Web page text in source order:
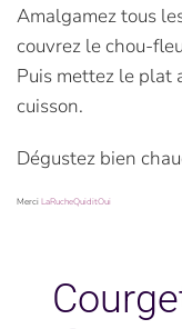
Amalgamez tous
couvrez le chou-
Puis mettez le plat
cuisson.
Dégustez bien
MerciLaRucheQuiditOui